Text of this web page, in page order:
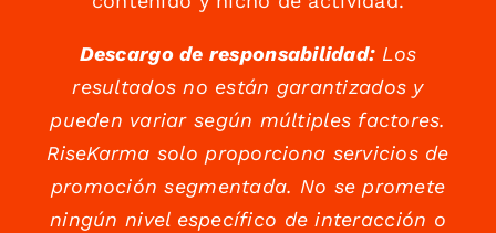
Descargo de responsabilidad:Los
resultados no están garantizados y
pueden variar según múltiples factores.
RiseKarma solo proporciona servicios de
promoción segmentada. No se promete
ningún nivel específico de interacción o